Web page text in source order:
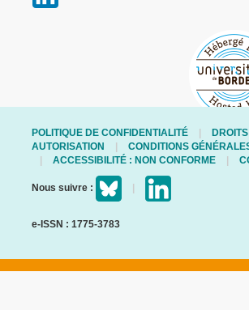
POLITIQUE DE CONFIDENTIALITÉ
AUTORISATION
CONDITIONS
ACCESSIBILITÉ : NON CONFORME
Nous suivre :
e-ISSN : 1775-3783